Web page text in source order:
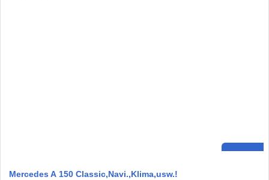
Mercedes A 150 Classic,Navi.,Klima,usw.!